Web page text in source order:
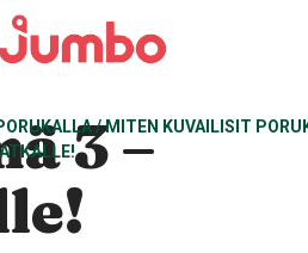
/MITEN KUVAILISIT
3 –